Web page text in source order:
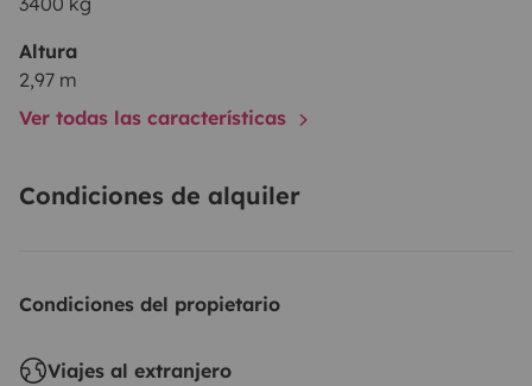
Altura
2,97 m
Ver todas las características
Condiciones de alquiler
Condiciones del propietario
Viajes al extranjero